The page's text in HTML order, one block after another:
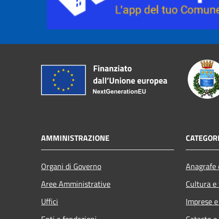
AMMINISTRAZIONE
Organi di Governo
Aree Amministrative
Uffici
Cultura
Imprese